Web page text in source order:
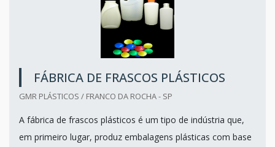
FÁBRICA DE FRASCOS PLÁSTICOS
GMR PLÁSTICOS / FRANCO DA ROCHA - SP
A fábrica de frascos plásticos é um tipo de indústria que,
em primeiro lugar, produz embalagens plásticas com base